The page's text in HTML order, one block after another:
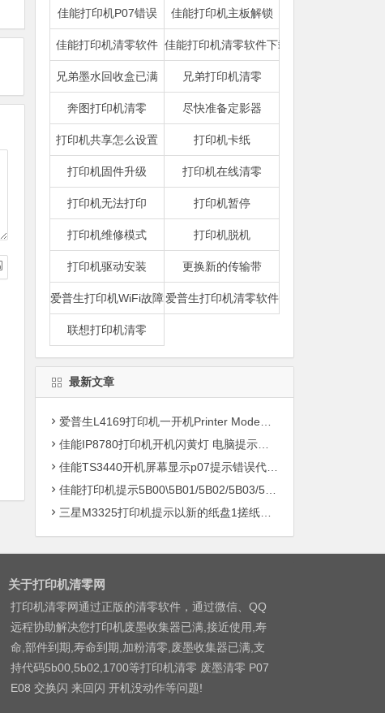
佳能打印机P07错误 佳能打印机主板解锁
佳能打印机清零软件 佳能打印机清零软件下载
兄弟墨水回收盒已满 兄弟打印机清零
奔图打印机清零 尽快准备定影器
打印机共享怎么设置 打印机卡纸
打印机固件升级 打印机在线清零
打印机无法打印 打印机暂停
打印机维修模式 打印机脱机
打印机驱动安装 更换新的传输带
爱普生打印机WiFi故障爱普生打印机清零软件
联想打印机清零
最新文章
爱普生L4169打印机一开机Printer Mode故障主板维修
佳能IP8780打印机开机闪黄灯 电脑提示错误5B00快速解决方案清零
佳能TS3440开机屏幕显示p07提示错误代码5B00快速解决方案 清零
佳能打印机提示5B00\5B01/5B02/5B03/5B04/5B11/5B12/5B13/5B14/1700/1702/1703/1704
三星M3325打印机提示以新的纸盘1搓纸轮进行更换
关于打印机清零网
打印机清零网通过正版的清零软件，通过微信、QQ
远程协助解决您打印机废墨收集器已满,接近使用,寿
命,部件到期,寿命到期,加粉清零,废墨收集器已满,支
持代码5b00,5b02,1700等打印机清零 废墨清零 P07
E08 交换闪 来回闪 开机没动作等问题!